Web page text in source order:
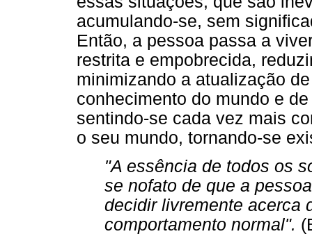
acumulando-se, sem
Então, a pessoa passa a
restrita e empobrecida,
minimizando a atualização
conhecimento do mundo e
sentindo-se cada vez mais
o seu mundo, tornando-se
"A essência de todos os
se nofato de que a
decidir livremente acerca
comportamento normal".